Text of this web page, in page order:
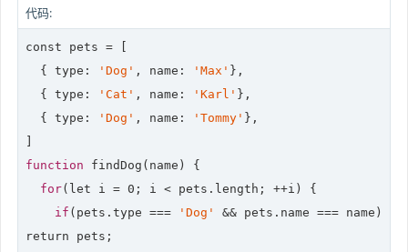
代码:
const pets = [
  {
type : 'Dog' , name: 'Max' },
  {
type : 'Cat' , name: 'Karl' },
  {
type : 'Dog' , name: 'Tommy' },
function findDog(name) {
for( let i = 0; i < pets.length; ++i) {
if (pets.type === 'Dog'
return pets;